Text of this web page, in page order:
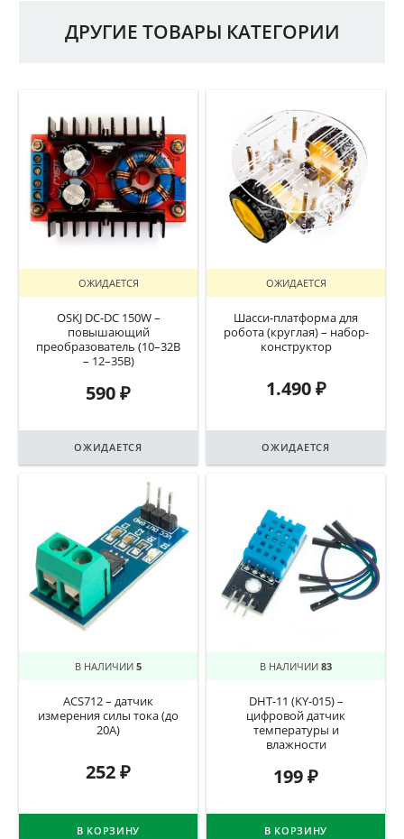
ДРУГИЕ ТОВАРЫ КАТЕГОРИИ
ОЖИДАЕТСЯ
OSKJ DC-DC 150W –
повышающий
преобразователь (10–32В
– 12–35В)
590₽
ОЖИДАЕТСЯ
ОЖИДАЕТСЯ
Шасси-платформа для
робота (круглая) – набор-
конструктор
1.490₽
ОЖИДАЕТСЯ
В НАЛИЧИИ 5
ACS712 – датчик
измерения силы тока (до
20А)
252₽
В КОРЗИНУ
В НАЛИЧИИ 83
DHT-11 (KY-015) –
цифровой датчик
температуры и
влажности
199₽
В КОРЗИНУ